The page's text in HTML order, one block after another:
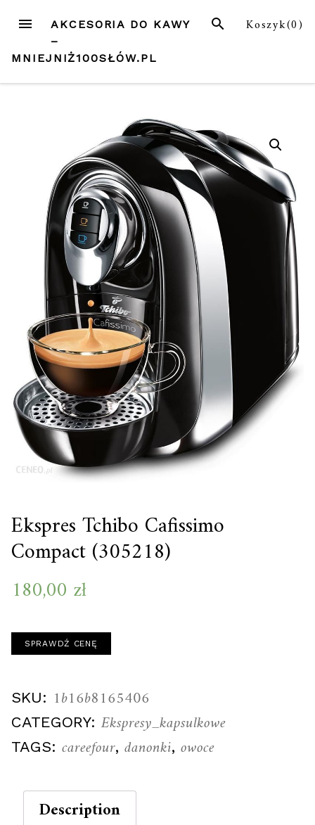
treści
MENU Koszyk(0)
SZUKAJ
AKCESORIA DO KAWY
–
MNIEJNIŻ100SŁÓW.PL
Ekspres Tchibo Cafissimo
Compact (305218)
180,00 zł
SPRAWDŹ CENĘ
SKU: 1b16b8165406
CATEGORY: Ekspresy_kapsulkowe
TAGS: careefour, danonki, owoce
Description